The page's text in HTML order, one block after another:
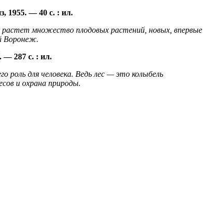
, 1955. — 40 с. : ил.
множество плодовых растений, новых, впервые
Воронеж.
— 287 с. : ил.
роль для человека. Ведь лес — это колыбель
и охрана природы.